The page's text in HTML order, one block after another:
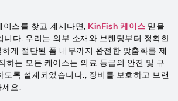
이스를 찾고 계시다면, KinFish 케이스 믿을
니다. 우리는 외부 소재와 브랜딩부터 정확한
게 절단된 폼 내부까지 완전한 맞춤화를 제
하는 모든 케이스는 의료 등급의 안전 및 규
도록 설계되었습니다., 장비를 보호하고 브랜
세요.